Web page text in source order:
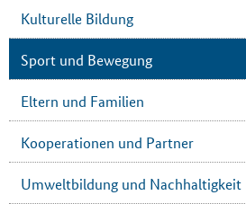
Kulturelle Bildung
Sport und Bewegung
Eltern und Familien
Kooperationen und Partner
Umweltbildung und Nachhaltigkeit